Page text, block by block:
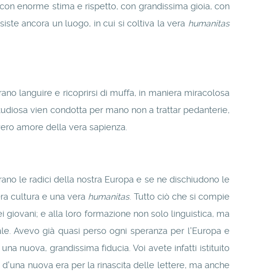
enorme stima e rispetto, con grandissima gioia, con
ancora un luogo, in cui si coltiva la vera humanitas
languire e ricoprirsi di muffa, in maniera miracolosa
vien condotta per mano non a trattar pedanterie,
amore della vera sapienza.
le radici della nostra Europa e se ne dischiudono le
cultura e una vera humanitas. Tutto ciò che si compie
e alla loro formazione non solo linguistica, ma
Avevo già quasi perso ogni speranza per l'Europa e
nuova, grandissima fiducia. Voi avete infatti istituito
nuova era per la rinascita delle lettere, ma anche